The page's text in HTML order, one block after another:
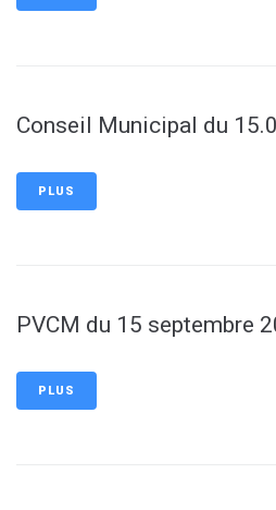
Conseil Municipal du
PLUS
PVCM du 15 septembre
PLUS